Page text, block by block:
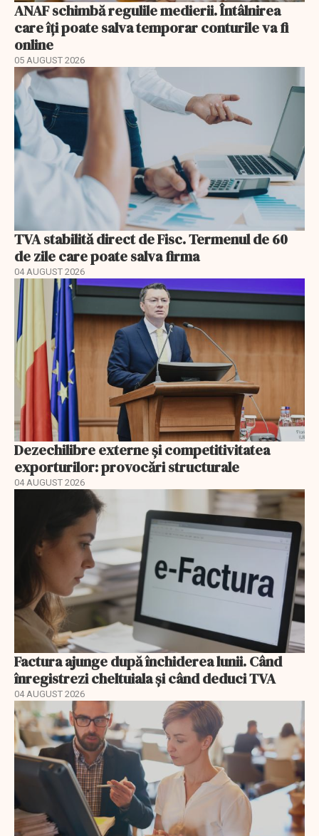
ANAF schimbă regulile medierii. Întâlnirea
care îți poate salva temporar conturile va fi
online
05 AUGUST 2026
TVA stabilită direct de Fisc. Termenul de 60
de zile care poate salva firma
04 AUGUST 2026
Dezechilibre externe și competitivitatea
exporturilor: provocări structurale
04 AUGUST 2026
Factura ajunge după închiderea lunii. Când
înregistrezi cheltuiala și când deduci TVA
04 AUGUST 2026